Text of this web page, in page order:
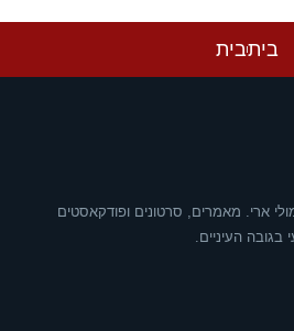
ביתבית
ארי. מאמרים, סרטונים ופודקאסטים
העיניים.